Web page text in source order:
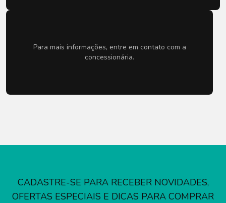
Para mais informações, entre em contato com a
concessionária.
CADASTRE-SE PARA RECEBER NOVIDADES,
OFERTAS ESPECIAIS E DICAS PARA COMPRAR